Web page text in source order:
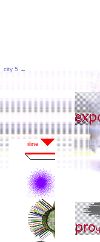
city 5 ←